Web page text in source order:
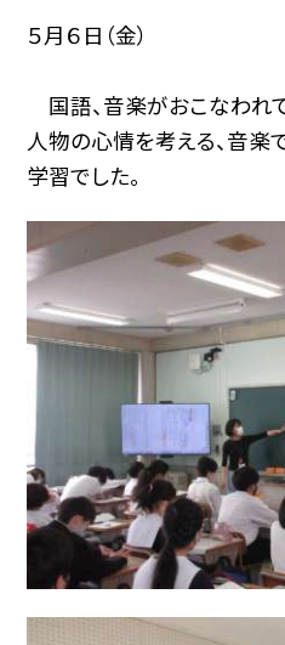
５月６日（金）
国語、音楽がおこなわれ
人物の心情を考える、音
学習でした。